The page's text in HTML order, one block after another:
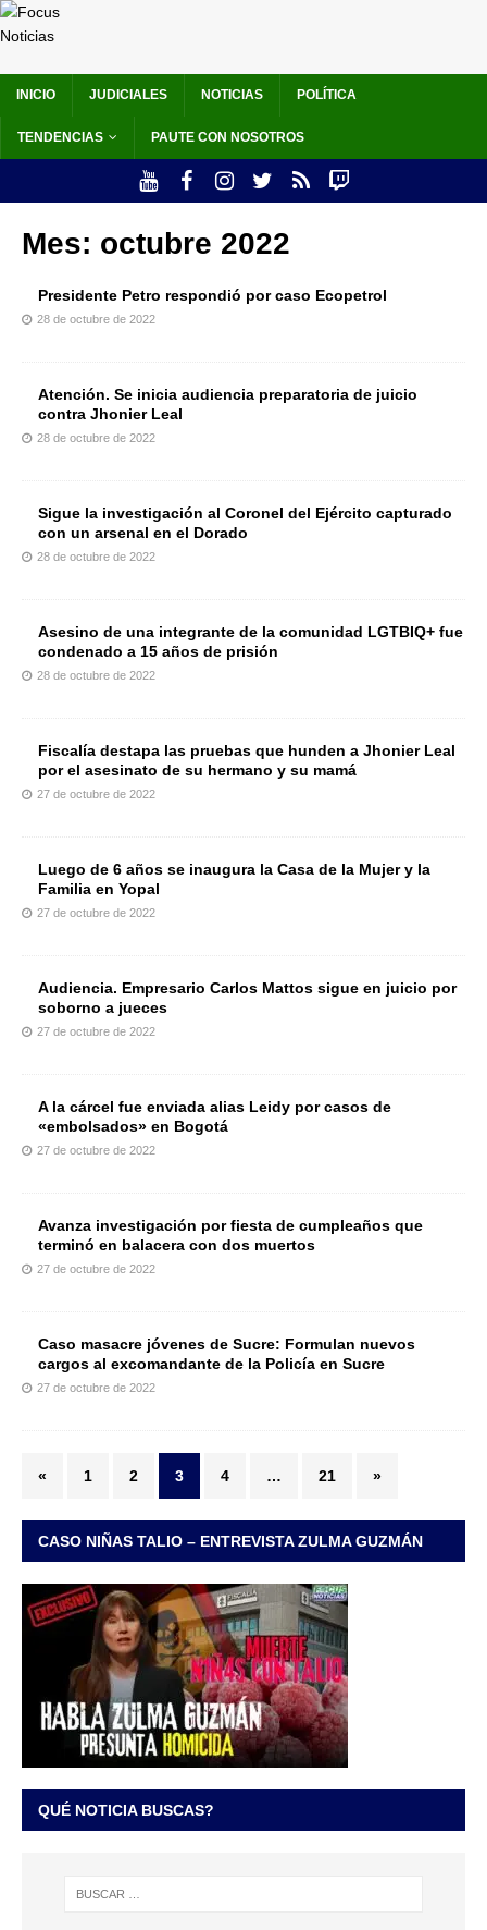
INICIO JUDICIALES NOTICIAS POLÍTICA
TENDENCIAS PAUTE CON NOSOTROS
Mes: octubre 2022
Presidente Petro respondió por caso Ecopetrol
28 de octubre de 2022
Atención. Se inicia audiencia preparatoria de juicio
contra Jhonier Leal
28 de octubre de 2022
Sigue la investigación al Coronel del Ejército capturado
con un arsenal en el Dorado
28 de octubre de 2022
Asesino de una integrante de la comunidad LGTBIQ+ fue
condenado a 15 años de prisión
28 de octubre de 2022
Fiscalía destapa las pruebas que hunden a Jhonier Leal
por el asesinato de su hermano y su mamá
27 de octubre de 2022
Luego de 6 años se inaugura la Casa de la Mujer y la
Familia en Yopal
27 de octubre de 2022
Audiencia. Empresario Carlos Mattos sigue en juicio por
soborno a jueces
27 de octubre de 2022
A la cárcel fue enviada alias Leidy por casos de
«embolsados» en Bogotá
27 de octubre de 2022
Avanza investigación por fiesta de cumpleaños que
terminó en balacera con dos muertos
27 de octubre de 2022
Caso masacre jóvenes de Sucre: Formulan nuevos
cargos al excomandante de la Policía en Sucre
27 de octubre de 2022
« 1 2 3 4 … 21 »
CASO NIÑAS TALIO – ENTREVISTA ZULMA GUZMÁN
QUÉ NOTICIA BUSCAS?